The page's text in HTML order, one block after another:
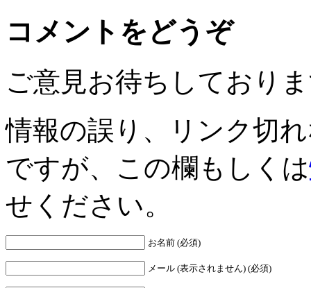
コメントをどうぞ
ご意見お待ちしており
情報の誤り、リンク切
ですが、この欄もしくは
せください。
お名前 (必須)
メール (表示されません) (必須)